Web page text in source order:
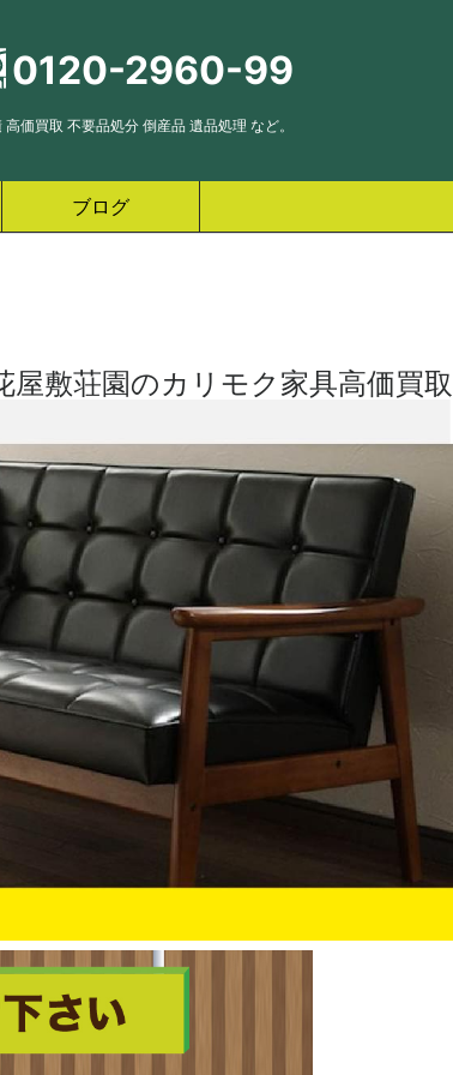
0120-2960-99
価買取 不要品処分 倒産品 遺品処理 など。
ブログ
屋敷荘園のカリモク家具高価買取